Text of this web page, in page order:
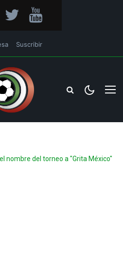
Suscribir
nombre del torneo a "Grita México"